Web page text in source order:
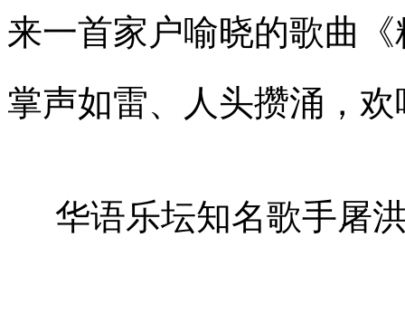
来一首家户喻晓的歌曲
掌声如雷、人头攒涌，
华语乐坛知名歌手屠